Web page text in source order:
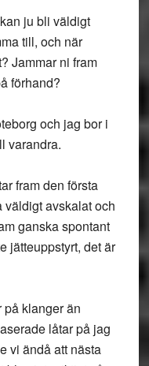
ju bli väldigt
till, och när
Jammar ni fram
förhand?
och jag bor i
varandra.
fram den första
väldigt avskalat och
ganska spontant
jätteuppstyrt, det är
på klanger än
låtar på jag
vi ändå att nästa